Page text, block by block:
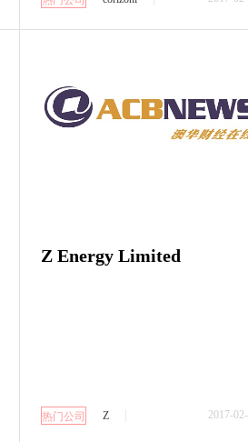
Z Energy Limited
热门公司 Z 2017-